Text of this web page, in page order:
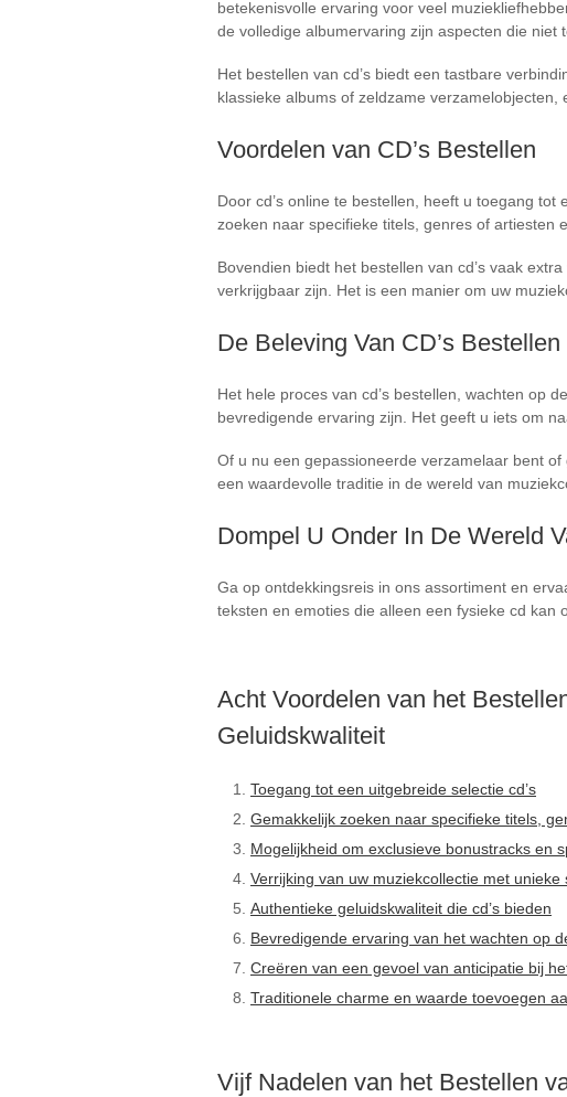
betekenisvolle ervaring voor veel
de volledige albumervaring zijn aspecten die niet
Het bestellen van cd’s biedt een tastbare
klassieke albums of zeldzame verzamelobjecten,
Voordelen van CD’s Bestellen
Door cd’s online te bestellen, heeft u toegang
zoeken naar specifieke titels, genres of artiesten
Bovendien biedt het bestellen van cd’s vaak
verkrijgbaar zijn. Het is een manier om uw
De Beleving Van CD’s Bestellen
Het hele proces van cd’s bestellen, wachten op
bevredigende ervaring zijn. Het geeft u iets om
Of u nu een gepassioneerde verzamelaar bent
een waardevolle traditie in de wereld van
Dompel U Onder In De Wereld
Ga op ontdekkingsreis in ons assortiment en
teksten en emoties die alleen een fysieke cd
Acht Voordelen van het
Geluidskwaliteit
Toegang tot een uitgebreide selectie cd’s
Gemakkelijk zoeken naar specifieke titels,
Mogelijkheid om exclusieve bonustracks en
Verrijking van uw muziekcollectie met unieke
Authentieke geluidskwaliteit die cd’s bieden
Bevredigende ervaring van het wachten op
Creëren van een gevoel van anticipatie bij
Traditionele charme en waarde toevoegen
Vijf Nadelen van het Bestellen